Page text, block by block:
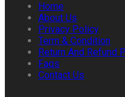
Home
About Us
Privacy Policy
Term & Condition
Return And Refund
Faqs
Contact Us